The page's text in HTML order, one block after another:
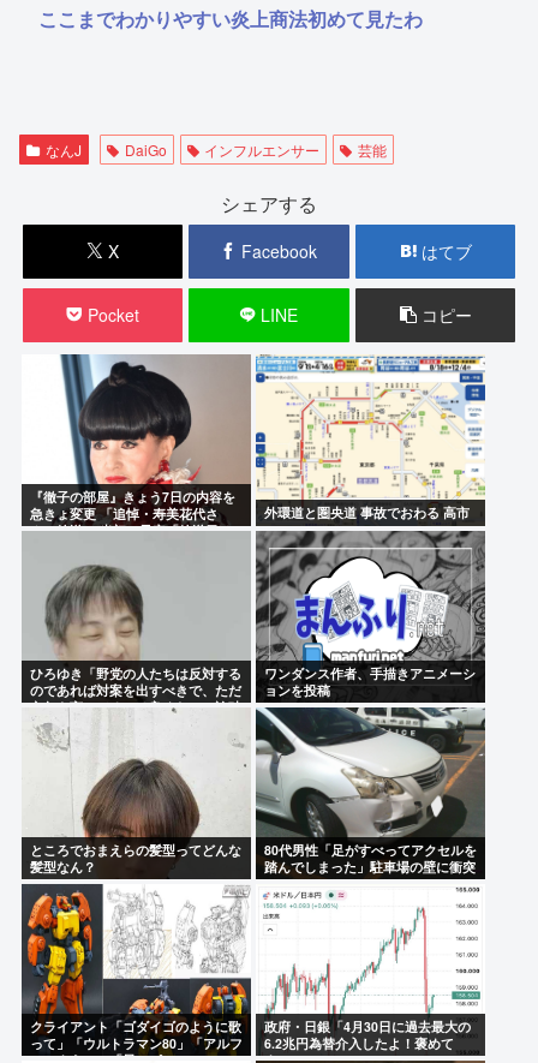
ここまでわかりやすい炎上商法初めて見たわ
なんJ DaiGo インフルエンサー 芸能
シェアする
X Facebook はてブ
Pocket LINE コピー
『徹子の部屋』きょう7日の内容を
急きょ変更 「追悼・寿美花代さ
ん」放送へ 当初の予定「放送日は
外環道と圏央道 事故でおわる 高市
ひろゆき「野党の人たちは反対する
のであれば対案を出すべきで、ただ
文句を言ってるのは良くない」論破
される
ワンダンス作者、手描きアニメーシ
ョンを投稿
ところでおまえらの髪型ってどんな
髪型なん？
80代男性「足がすべってアクセルを
踏んでしまった」駐車場の壁に衝突
クライアント「ゴダイゴのように歌
って」「ウルトラマン80」「アルフ
政府・日銀「4月30日に過去最大の
6.2兆円為替介入したよ！褒めて